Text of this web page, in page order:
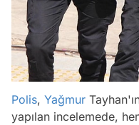
Polis, Yağmur
yapılan incelemede,